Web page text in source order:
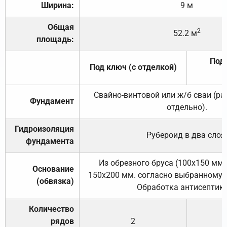
Ширина: 9 м
Общая
площадь:
52.2 м2
Под ключ (с отделкой)
Под
Фундамент
Свайно-винтовой или ж/б сваи
отдельно).
Гидроизоляция
фундамента
Рубероид в два слоя.
Основание
(обвязка)
Из обрезного бруса (100х150
150х200 мм. согласно выбранному
Обработка
Количество
рядов
2